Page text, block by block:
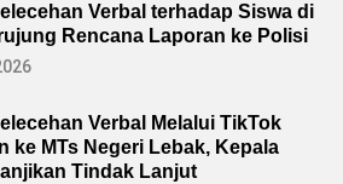
Verbal terhadap Siswa di
Rencana Laporan ke Polisi
Verbal Melalui TikTok
ke MTs Negeri Lebak, Kepala
Tindak Lanjut